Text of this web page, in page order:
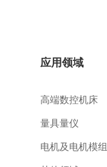
应用领域
高端数控机床
量具量仪
电机及电机模组